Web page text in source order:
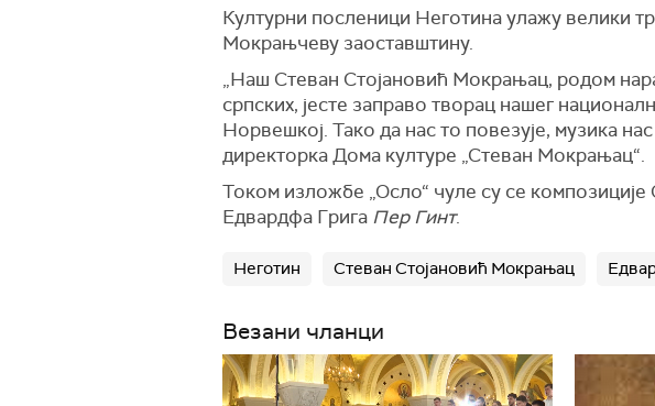
Културни посленици Неготина улажу велики
Мокрањчеву заоставштину.
„Наш Стеван Стојановић Мокрањац, родом
српских, јесте заправо творац нашег
Норвешкој. Тако да нас то повезује, музика
директорка Дома културе „Стеван Мокрањац“.
Током изложбе „Осло“ чуле су се
Едвардфа Грига Пер Гинт.
Неготин Стеван Стојановић Мокрањац
Везани чланци